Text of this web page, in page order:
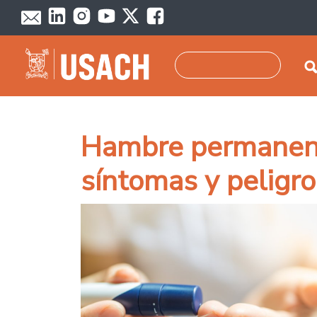
Pasar al contenido principal
Hambre
síntomas y